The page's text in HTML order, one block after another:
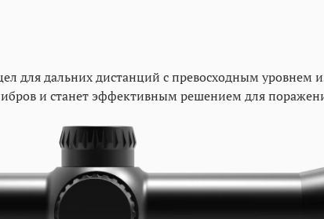
для дальних дистанций с превосходным уровнем
и станет эффективным решением для